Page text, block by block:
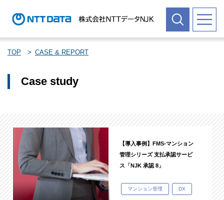
TOP CASE & REPORT
Case study
【導入事例】FMS-マンション
管理シリーズ 支払承認サービ
ス「NJK 承認 8」
マンション管理 DX